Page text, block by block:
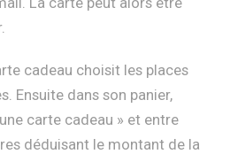
cadeau choisit les places
Ensuite dans son panier,
carte cadeau » et entre
déduisant le montant de la